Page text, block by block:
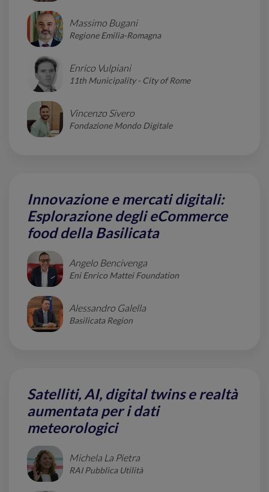
Massimo Bugani
Regione Emilia-Romagna
Enrico Vulpiani
11th Municipality - City of Rome
Vincenzo Sivero
Fondazione Mondo Digitale
Innovazione e mercati digitali:
Esplorazione degli eCommerce
food della Basilicata
Angelo Bencivenga
Eni Enrico Mattei Foundation
Alessandro Galella
Basilicata Region
Satelliti, AI, digital twins e realtà
aumentata per i dati
meteorologici
Michela La Pietra
RAI Pubblica Utilità